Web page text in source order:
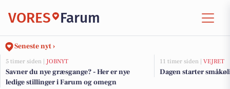
VORES Farum
Seneste nyt ›
5 timer siden | JOBNYT
Savner du nye græsgange? - Her er nye
ledige stillinger i Farum og omegn
11 timer siden | VEJRET
Dagen starter